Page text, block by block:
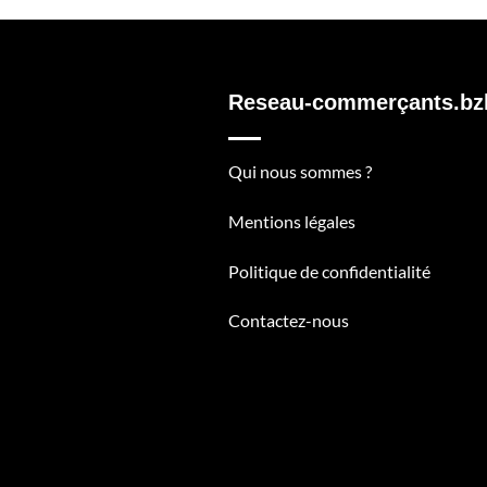
Reseau-
Qui nous sommes ?
Mentions légales
Politique de confidentialité
Contactez-nous